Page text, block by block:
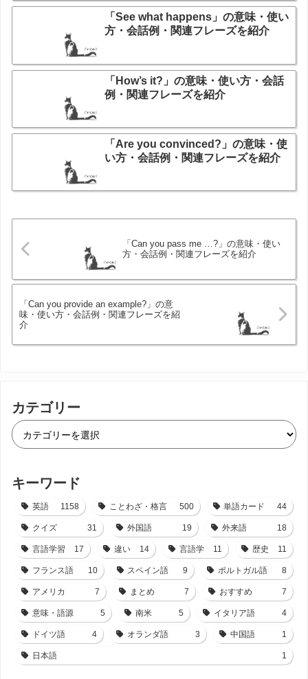
「See what happens」の意味・使い
方・会話例・関連フレーズを紹介
「How’s it?」の意味・使い方・会話
例・関連フレーズを紹介
「Are you convinced?」の意味・使
い方・会話例・関連フレーズを紹介
「Can you pass me …?」の意味・使い
方・会話例・関連フレーズを紹介
「Can you provide an example?」の意
味・使い方・会話例・関連フレーズを紹
介
カテゴリー
キーワード
英語 1158 ことわざ・格言 500 単語カード 44
クイズ 31 外国語 19 外来語 18
言語学習 17 違い 14 言語学 11 歴史 11
フランス語 10 スペイン語 9 ポルトガル語 8
アメリカ 7 まとめ 7 おすすめ 7
意味・語源 5 南米 5 イタリア語 4
ドイツ語 4 オランダ語 3 中国語 1
日本語 1